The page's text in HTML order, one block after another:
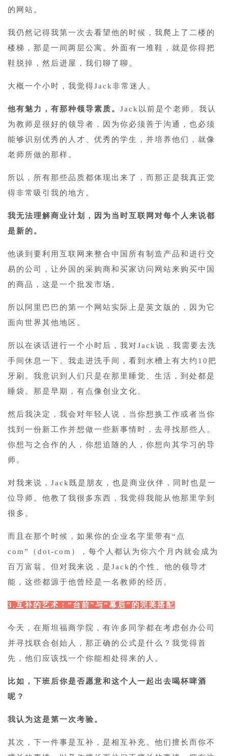
的网站。
我仍然记得我第一次去看望他的时候，我爬上了二楼的
楼梯，那是一间两层公寓。外面有一堆鞋，就是你得把
鞋脱掉，然后进屋，我们聊了聊。
大概一个小时，我觉得Jack非常迷人。
他有魅力，有那种领导素质。 Jack以前是个老师。我认
为教师是很好的领导者，因为你必须善于沟通，也必须
能够识别优秀的人才、优秀的学生，并培养他们，就像
老师所做的那样。
所以，所有那些品质都体现出来了，而那正是我真正觉
得非常吸引我的地方。
我无法理解商业计划，因为当时互联网对每个人来说都
是新的。
他谈到要利用互联网来整合中国所有制造产品和进行交
易的公司，让外国的采购商和买家访问网站来购买中国
的商品，这是一个批发市场。
所以阿里巴巴的第一个网站实际上是英文版的，因为它
面向世界其他地区。
所以在谈话进行一个小时后，我对Jack说，我需要去洗
手间休息一下。我走进洗手间，看到水槽上有大约10把
牙刷。我意识到人们只是在那里睡觉、生活，到处都是
睡袋。那是早期，有点像创业文化。
然后我决定，我会对年轻人说，当你想换工作或者当你
找到一份新工作并想做一些新事情时，去寻找那些人。
你想与之合作的人，你想追随的人，你想向其学习的导
师。
对我来说，Jack既是朋友，也是商业伙伴，同时也是一
位导师。他教了我很多东西，我觉得我能从他那里学到
很多。
而且在那个时候，如果你的企业名字里带有“点
com”（dot-com），每个人都认为你六个月内就会成为
百万富翁。但对我来说，是Jack的个性、他的领导才
能，这些都源于他曾经是一名教师的经历。
3.互补的艺术：“台前”与“幕后”的完美搭配
今天，在斯坦福商学院，有许多同学都在考虑创办公司
并寻找联合创始人，那正确的公式是什么？我觉得首
先，他们应该找一个你能相处得来的人。
比如，下班后你是否愿意和这个人一起出去喝杯啤酒
呢？
我认为这是第一次考验。
其次，下一件事是互补，是相互补充。他们擅长而你不